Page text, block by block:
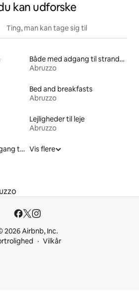
kan udforske
Ting, man kan tage sig til
Både med adgang til stranden til leje
Abruzzo
Bed and breakfasts
Abruzzo
Lejligheder til leje
Abruzzo
Lejeboliger med skiadgang til døren Vis flere
2026 Airbnb, Inc.
Vilkår